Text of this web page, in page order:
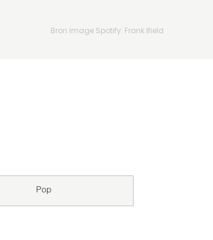
Bron image Spotify: Frank Ifield
Pop